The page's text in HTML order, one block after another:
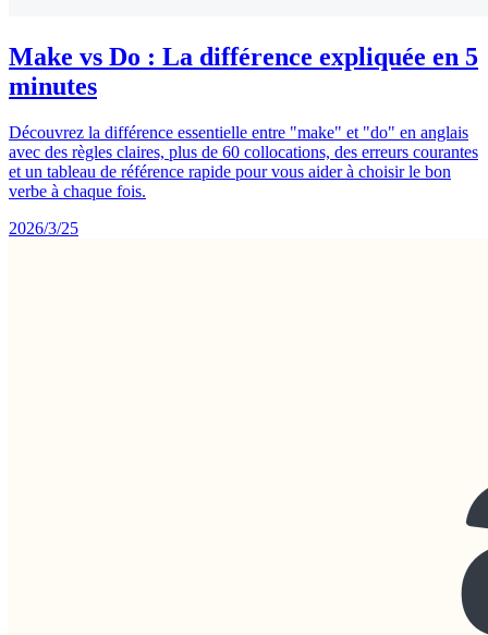
Make vs Do : La différence expliquée en 5
minutes
Découvrez la différence essentielle entre "make" et "do" en anglais
avec des règles claires, plus de 60 collocations, des erreurs courantes
et un tableau de référence rapide pour vous aider à choisir le bon
verbe à chaque fois.
2026/3/25